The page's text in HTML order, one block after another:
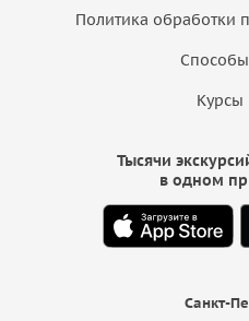
Политика обработки
Курсы
Санкт-
Тысячи
в одном